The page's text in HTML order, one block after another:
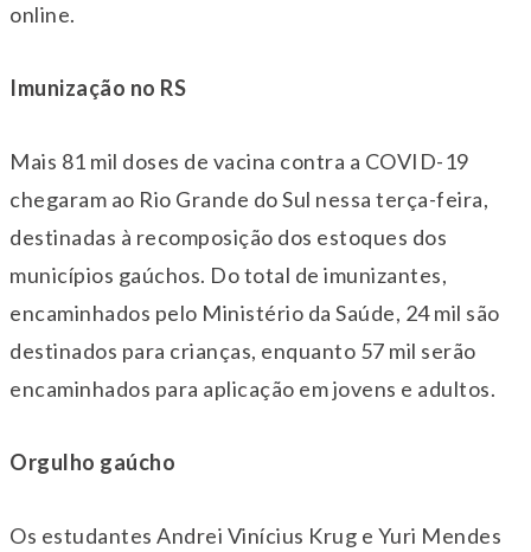
online.
Imunização no RS
Mais 81 mil doses de vacina contra a COVID-19
chegaram ao Rio Grande do Sul nessa terça-feira,
destinadas à recomposição dos estoques dos
municípios gaúchos. Do total de imunizantes,
encaminhados pelo Ministério da Saúde, 24 mil são
destinados para crianças, enquanto 57 mil serão
encaminhados para aplicação em jovens e adultos.
Orgulho gaúcho
Os estudantes Andrei Vinícius Krug e Yuri Mendes